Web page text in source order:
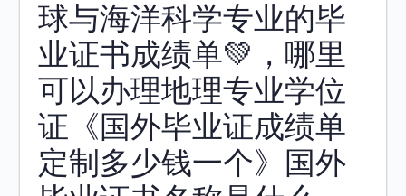
球与海洋科学专业的毕
业证书成绩单💚，哪里
可以办理地理专业学位
证《国外毕业证成绩单
定制多少钱一个》国外